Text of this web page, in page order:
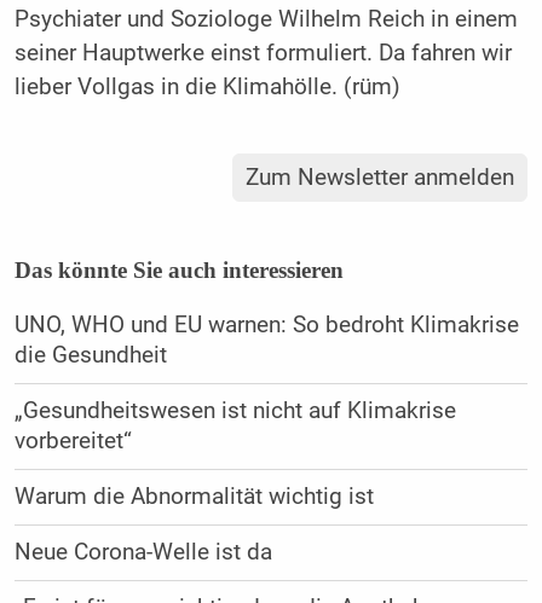
Psychiater und Soziologe Wilhelm Reich in einem
seiner Hauptwerke einst formuliert. Da fahren wir
lieber Vollgas in die Klimahölle. (rüm)
Zum Newsletter anmelden
Das könnte Sie auch interessieren
UNO, WHO und EU warnen: So bedroht Klimakrise
die Gesundheit
„Gesundheitswesen ist nicht auf Klimakrise
vorbereitet“
Warum die Abnormalität wichtig ist
Neue Corona-Welle ist da